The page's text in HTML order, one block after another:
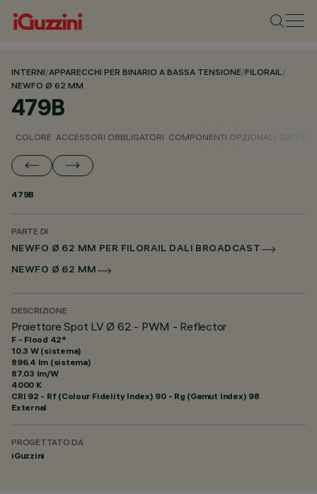
INTERNI/APPARECCHI PER BINARIO A BASSA TENSIONE/FILORAIL/
NEWFO Ø 62 MM
479B
COLORE ACCESSORI OBBLIGATORI COMPONENTI OPZIONALI
479B
PARTE DI
NEWFO Ø 62 MM PER FILORAIL DALI BROADCAST
NEWFO Ø 62 MM
DESCRIZIONE
Proiettore Spot LV Ø 62 - PWM - Reflector
F - Flood 42°
10.3 W (sistema)
896.4 lm (sistema)
87.03 lm/W
4000 K
CRI 92 - Rf (Colour Fidelity Index) 90 - Rg (Gamut Index) 98
External
PROGETTATO DA
iGuzzini